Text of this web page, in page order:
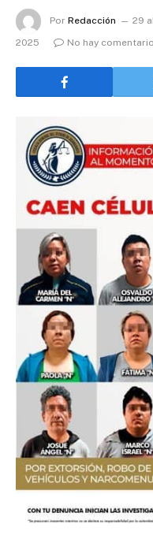
Por Redacción 29
2025
No hay